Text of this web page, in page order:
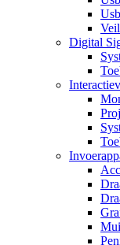
Digital